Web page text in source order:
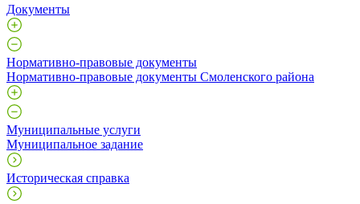
Документы
Нормативно-правовые документы
Нормативно-правовые документы Смоленского района
Муниципальные услуги
Муниципальное задание
Историческая справка